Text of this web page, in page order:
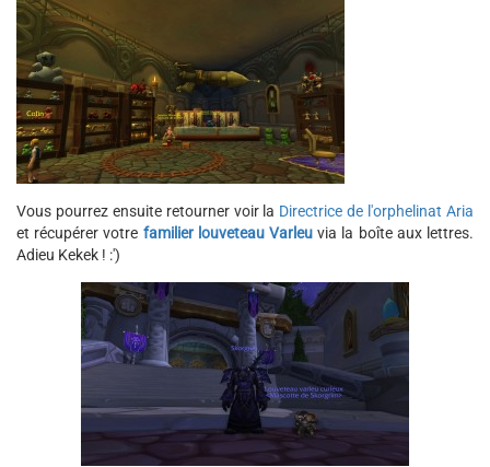
Vous pourrez ensuite retourner voir la Directrice de l'orphelinat Aria
et récupérer votre familier louveteau Varleu via la boîte aux lettres.
Adieu Kekek ! :')